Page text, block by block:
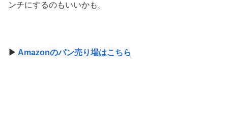
ンチにするのもいいかも。
▶ Amazonのパン売り場はこちら